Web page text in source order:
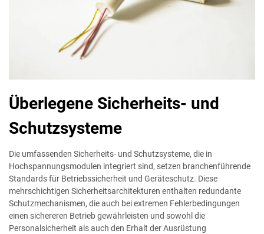
Überlegene Sicherheits- und
Schutzsysteme
Die umfassenden Sicherheits- und Schutzsysteme, die in
Hochspannungsmodulen integriert sind, setzen branchenführende
Standards für Betriebssicherheit und Geräteschutz. Diese
mehrschichtigen Sicherheitsarchitekturen enthalten redundante
Schutzmechanismen, die auch bei extremen Fehlerbedingungen
einen sichereren Betrieb gewährleisten und sowohl die
Personalsicherheit als auch den Erhalt der Ausrüstung